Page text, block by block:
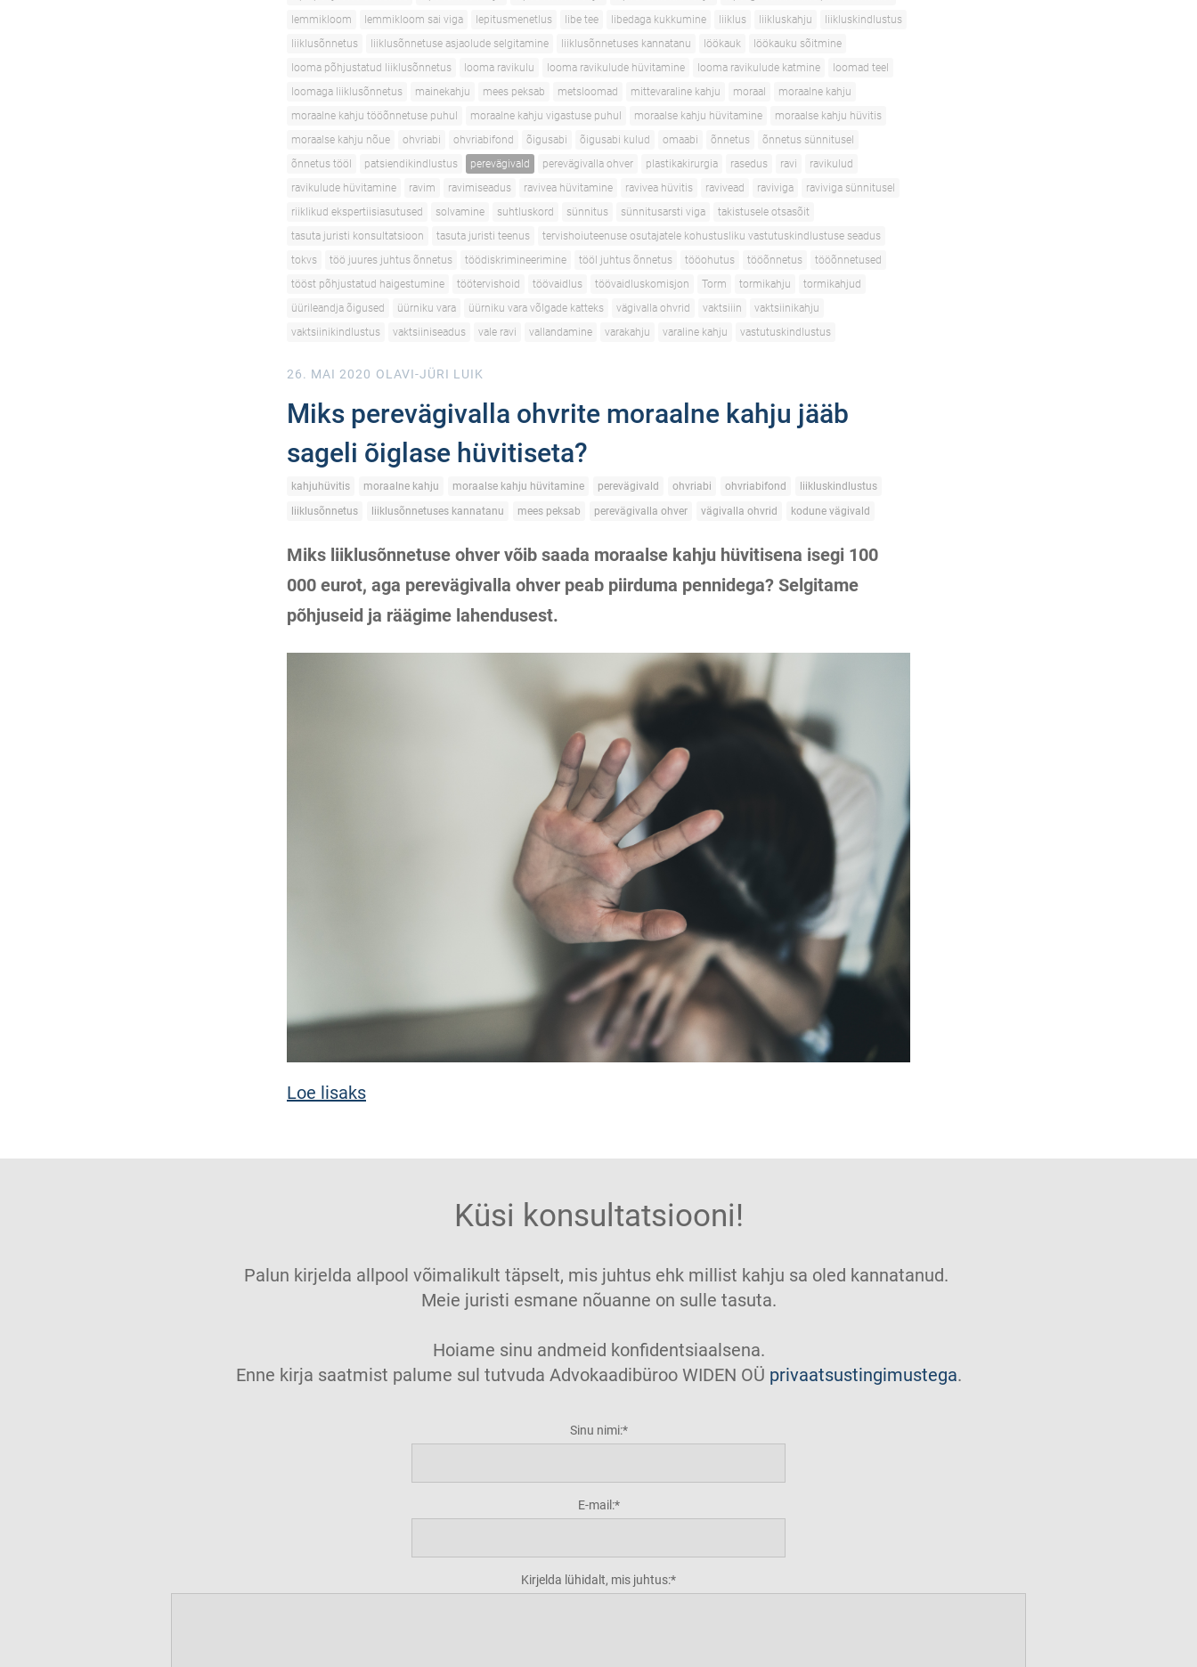
lemmikloom
lemmikloom sai viga lepitusmenetlus libe tee libedaga kukkumine liiklus liikluskahju
liikluskindlustus
liiklusõnnetus
liiklusõnnetuse asjaolude selgitamine liiklusõnnetuses kannatanu löökauk
löökauku sõitmine
looma põhjustatud liiklusõnnetus
looma ravikulu looma ravikulude hüvitamine looma ravikulude katmine
loomad teel
loomaga liiklusõnnetus
mainekahju mees peksab metsloomad mittevaraline kahju moraal
moraalne kahju
moraalne kahju tööõnnetuse puhul
moraalne kahju vigastuse puhul moraalse kahju hüvitamine
moraalse kahju hüvitis
moraalse kahju nõue
ohvriabi ohvriabifond õigusabi õigusabi kulud omaabi õnnetus
õnnetus sünnitusel
õnnetus tööl
patsiendikindlustus perevägivald perevägivalla ohver plastikakirurgia rasedus ravi
ravikulud
ravikulude hüvitamine
ravim ravimiseadus ravivea hüvitamine ravivea hüvitis ravivead raviviga
raviviga sünnitusel
riiklikud ekspertiisiasutused
solvamine suhtluskord sünnitus sünnitusarsti viga
takistusele otsasõit
tasuta juristi konsultatsioon
tasuta juristi teenus
tervishoiuteenuse osutajatele kohustusliku vastutuskindlustuse seadus
tokvs
töö juures juhtus õnnetus töödiskrimineerimine tööl juhtus õnnetus tööohutus tööõnnetus
tööõnnetused
tööst põhjustatud haigestumine
töötervishoid töövaidlus töövaidluskomisjon Torm tormikahju
tormikahjud
üürileandja õigused
üürniku vara üürniku vara võlgade katteks vägivalla ohvrid vaktsiiin
vaktsiinikahju
vaktsiinikindlustus
vaktsiiniseadus vale ravi vallandamine varakahju varaline kahju vastutuskindlustus
26. MAI 2020 OLAVI-JÜRI LUIK
Miks perevägivalla ohvrite moraalne kahju jääb
sageli õiglase hüvitiseta?
kahjuhüvitis moraalne kahju moraalse kahju hüvitamine perevägivald ohvriabi ohvriabifond
liikluskindlustus
liiklusõnnetus
liiklusõnnetuses kannatanu mees peksab perevägivalla ohver vägivalla ohvrid kodune vägivald
Miks liiklusõnnetuse ohver võib saada moraalse kahju hüvitisena isegi 100
000 eurot, aga perevägivalla ohver peab piirduma pennidega? Selgitame
põhjuseid ja räägime lahendusest.
Loe lisaks
Küsi konsultatsiooni!
Palun kirjelda allpool võimalikult täpselt, mis juhtus ehk millist kahju sa oled kannatanud.
Meie juristi esmane nõuanne on sulle tasuta.
Hoiame sinu andmeid konfidentsiaalsena.
Enne kirja saatmist palume sul tutvuda Advokaadibüroo WIDEN OÜ privaatsustingimustega.
Sinu nimi:
E-mail:
Kirjelda lühidalt, mis juhtus: